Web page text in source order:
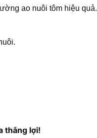
ao nuôi tôm hiệu quả.
thắng lợi!